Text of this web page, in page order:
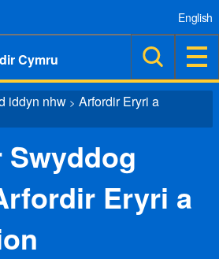
Cymru
English
iddyn nhw > Arfordir Eryri a
Eryri a